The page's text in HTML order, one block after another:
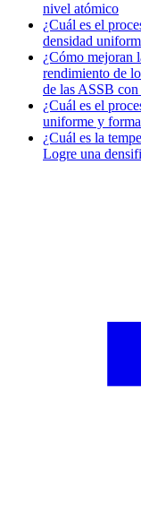
nivel atómico
¿Cuál es el
densidad
¿Cómo mejoran
rendimiento de
de las ASSB
¿Cuál es el
uniforme y
¿Cuál es la
Logre una